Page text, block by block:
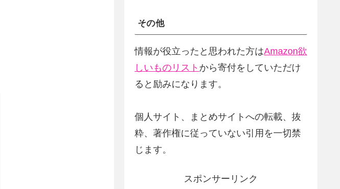
その他
情報が役立ったと思われた方はAmazon欲
しいものリスト から寄付をしていただけ
ると励みになります。
個人サイト、まとめサイトへの転載、抜
粋、著作権に従っていない引用を一切禁
じます。
スポンサーリンク